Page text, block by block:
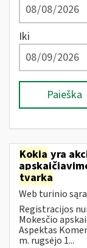
Iki
Paieška
Kokia yra
tvarka
Web turinio
Registracijos
Mokesčio
Aspektas
m. rugsėjo 1...